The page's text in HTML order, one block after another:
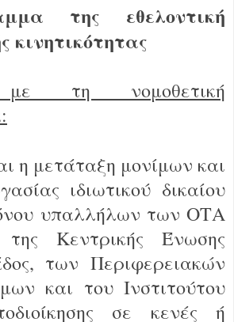
της εθελοντική
κινητικότητας
τη νομοθετική
η μετάταξη μονίμων και
ιδιωτικού δικαίου
υπαλλήλων των ΟΤΑ
Κεντρικής Ένωσης
των Περιφερειακών
και του Ινστιτούτου
σε κενές ή